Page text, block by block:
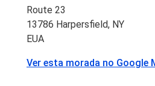
Route 23
13786 Harpersfield, NY
EUA
Ver esta morada no Google